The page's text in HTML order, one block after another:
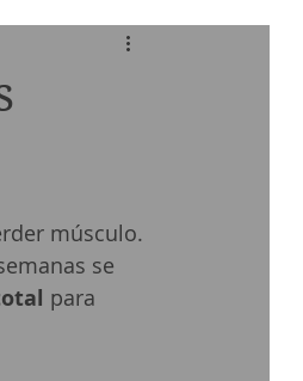
músculo.
se
para